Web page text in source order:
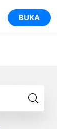
BUKA